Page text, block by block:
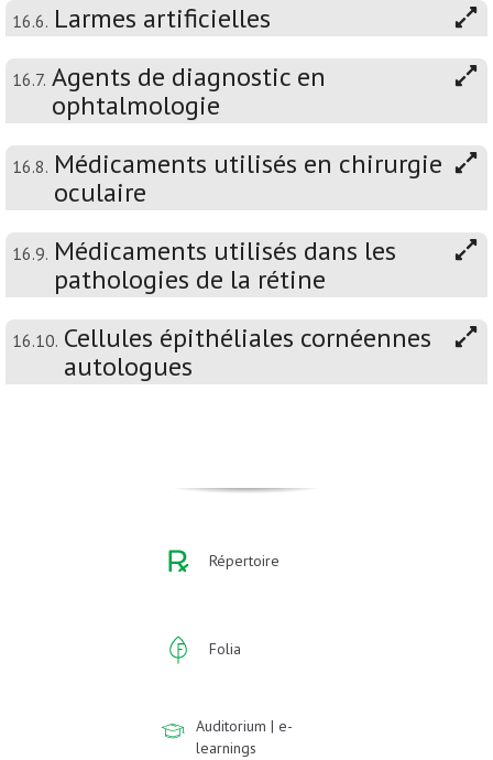
16.6. Larmes artificielles
16.7. Agents de diagnostic en
ophtalmologie
16.8. Médicaments utilisés en chirurgie
oculaire
16.9. Médicaments utilisés dans les
pathologies de la rétine
16.10. Cellules épithéliales cornéennes
autologues
Répertoire
Folia
Auditorium | e-
learnings